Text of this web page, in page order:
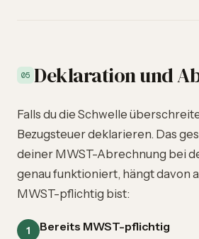
05 Deklaration und
Falls du die Schwelle
Bezugsteuer deklarieren. Das
deiner MWST-Abrechnung bei
genau funktioniert, hängt davon
MWST-pflichtig bist:
1 Bereits MWST-pflichtig